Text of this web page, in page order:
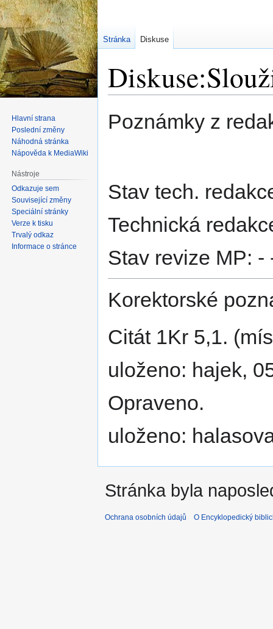
na
na
Poznámky z
Stav tech.
Technická
Stav revize MP: -
Korektorské
Citát 1Kr 5,1.
uloženo: hajek,
Opraveno.
uloženo:
Stránka Diskuse
Hlavní strana
Poslední změny
Náhodná stránka
Nápověda k MediaWiki
Nástroje
Odkazuje sem
Související změny
Speciální stránky
Verze k tisku
Trvalý odkaz
Informace o stránce
Stránka byla
Ochrana osobních údajů O Encyklopedický